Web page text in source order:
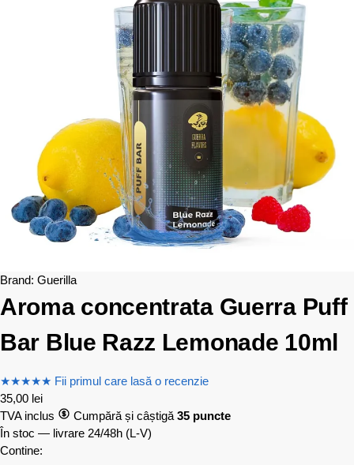
Brand: Guerilla
Aroma concentrata Guerra Puff
Bar Blue Razz Lemonade 10ml
★★★★★ Fii primul care lasă o recenzie
35,00 lei
TVA inclus
Cumpără și câștigă 35 puncte
În stoc — livrare 24/48h (L-V)
Contine: